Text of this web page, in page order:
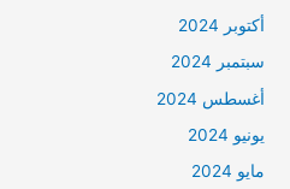
أكتوبر 2024
سبتمبر 2024
أغسطس 2024
يونيو 2024
مايو 2024